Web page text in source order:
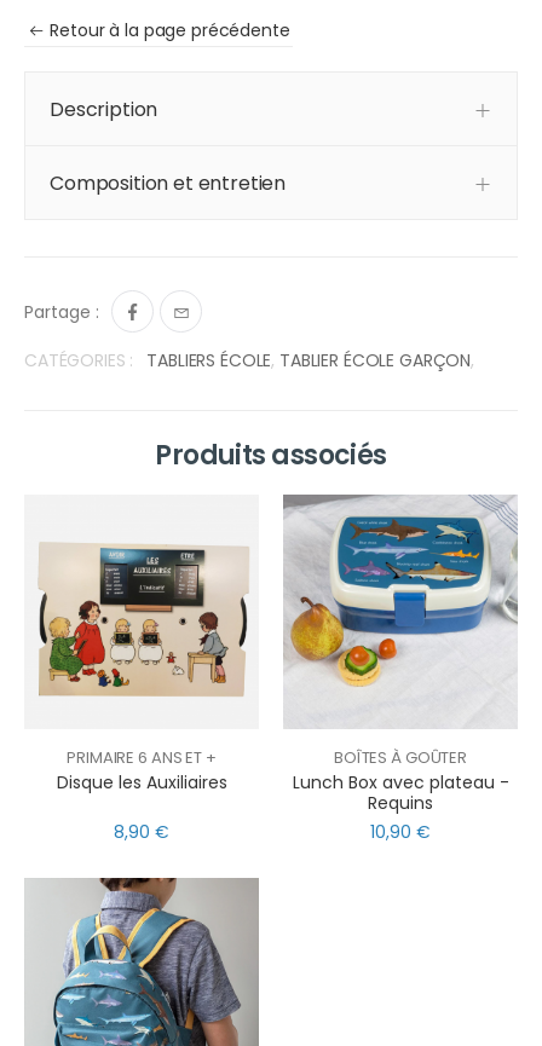
Retour à la page précédente
Description
Composition et entretien
Partage :
CATÉGORIES : TABLIERS ÉCOLE, TABLIER ÉCOLE GARÇON,
Produits associés
PRIMAIRE 6 ANS ET +
Disque les Auxiliaires
8,90 €
BOÎTES À GOÛTER
Lunch Box avec plateau -
Requins
10,90 €